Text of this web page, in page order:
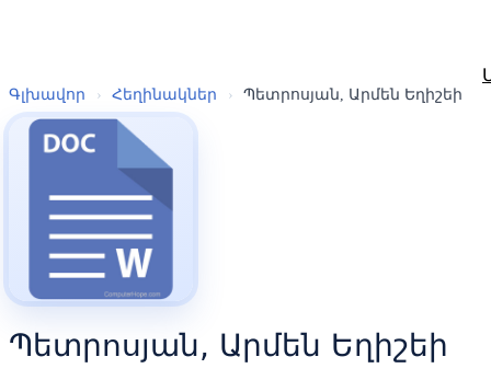
Գլխավոր › Հեղինակներ › Պետրոսյան, Արմեն Եղիշեի
Պետրոսյան, Արմեն Եղիշեի